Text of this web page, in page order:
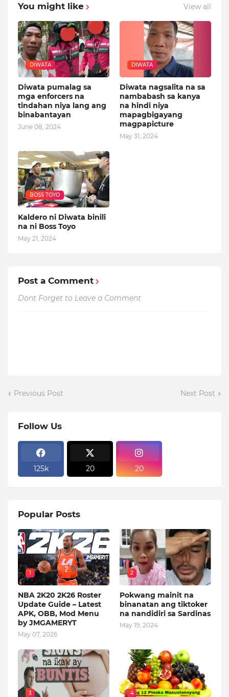
You might like View all
DIWATA
Diwata pumalag sa
mga enforcers na
tindahan niya lang ang
binabantayan
June 08, 2024
DIWATA
Diwata nagsalita na sa
nambabash sa kanya
na hindi niya
mapagbigayang
magpapicture
May 31, 2024
BOSS TOYO
Kaldero ni Diwata binili
na ni Boss Toyo
May 21, 2024
Post a Comment
Dont Forget to Leave a Comment
Previous Post Next Post
Follow Us
125k 20 20
Popular Posts
1
NBA 2K20 2K26 Roster
Update Guide – Latest
APK, OBB, Mod Menu
by JMGAMERYT
May 07, 2026
2
Pokwang mainit na
binanatan ang tiktoker
na nandidiri sa Sardinas
May 19, 2024
3 4